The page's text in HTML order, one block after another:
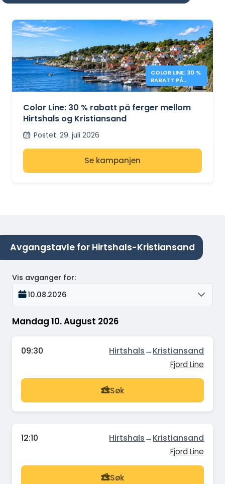
COLOR LINE: 30 %
RABATT PÅ
FERGER MELLOM
Color Line: 30 % rabatt på ferger mellom
Hirtshals og Kristiansand
Postet: 29. juli 2026
Se kampanjen
Avgangstavle for Hirtshals-Kristiansand
Mandag 10. August 2026
Vis avganger for:
10.08.2026
09:30 Hirtshals→Kristiansand
Fjord Line
Søk
12:10 Hirtshals→Kristiansand
Fjord Line
Søk